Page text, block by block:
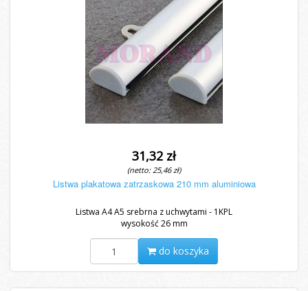
31,32 zł
(netto: 25,46 zł)
Listwa plakatowa zatrzaskowa 210 mm aluminiowa
Listwa A4 A5 srebrna z uchwytami - 1KPL
wysokość 26 mm
do koszyka